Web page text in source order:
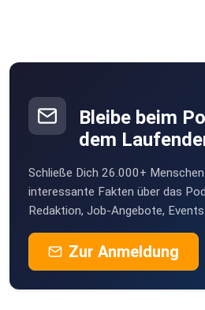
Bleibe beim
dem
Schließe Dich 26.000+
interessante Fakten über das
Redaktion, Job-Angebote,
Zur Anmeldung